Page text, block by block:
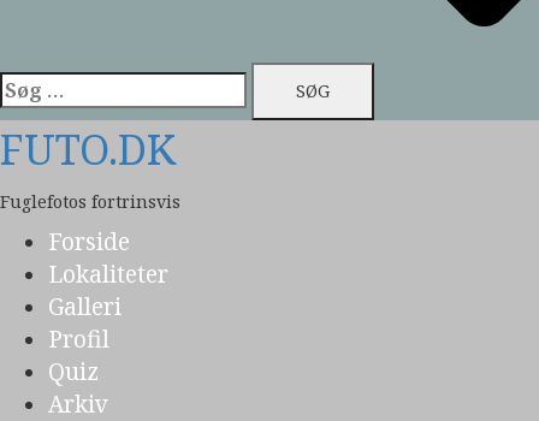
Søg
efter:
FUTO.DK
Fuglefotos fortrinsvis
Forside
Lokaliteter
Galleri
Profil
Quiz
Arkiv